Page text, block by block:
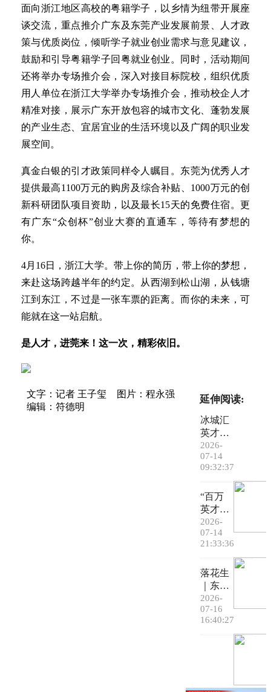
面向浙江地区高校的粤籍学子，以乡情为纽带开展座
谈交流，重点推介广东及东莞产业发展前景、人才政
策与优质岗位，倾听学子就业创业需求与意见建议，
鼓励和引导粤籍学子回粤就业创业。同时，活动期间
还将举办专场推介会，深入对接目标院校，组织优质
用人单位在浙江大学举办专场推介会，推动校企人才
精准对接，展示广东开放包容的城市文化、蓬勃发展
的产业生态、宜居宜业的生活环境以及广阔的职业发
展空间。
真金白银的引才政策同样令人瞩目。东莞为优秀人才
提供最高1100万元的购房及综合补贴、1000万元的创
新科研团队项目资助，以及最长15天的免费住宿。更
有广东“众创杯”创业大赛的直通车，等待有梦想的
你。
4月16日，浙江大学。带上你的简历，带上你的梦想，
来赴这场跨越半年的约定。从西湖到松山湖，从钱塘
江到东江，不过是一张车票的距离。而你的未来，可
能就在这一站启航。
是人才，进莞来！这一次，精彩依旧。
文字：记者 王子玺
图片：程永强
编辑：符德明
延伸阅读:
冰城汇
英才，
湾区筑
平台｜
博创赛
宣讲圆
满收官
2026-
07-14
09:32:37
“百万
英才汇
南粤”
凤岗样
本：
创高地
如何用
“软环
境”留
住“硬
2026-
07-14
21:33:36
落花生
｜东莞
市麻涌
镇古梅
第一小
2026-
07-16
16:40:27